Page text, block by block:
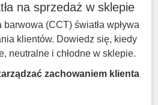
na sprzedaż w sklepie
(CCT) światła wpływa
klientów. Dowiedz się, kiedy
neutralne i chłodne w sklepie.
zachowaniem klienta